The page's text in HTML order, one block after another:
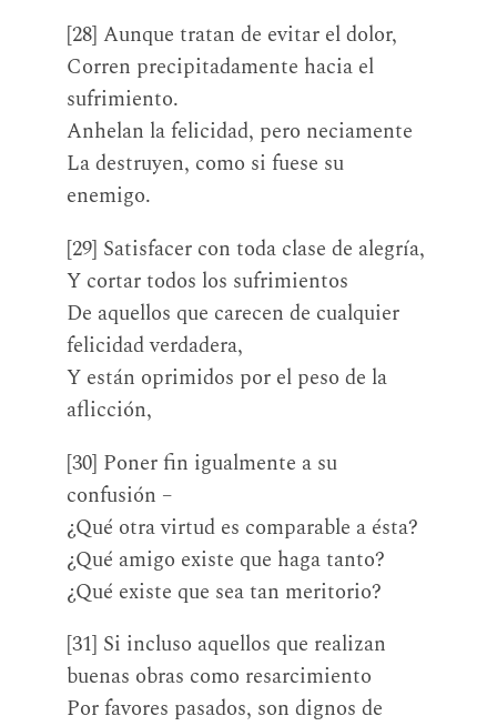
[28] Aunque tratan de evitar el dolor,
Corren precipitadamente hacia el
sufrimiento.
Anhelan la felicidad, pero neciamente
La destruyen, como si fuese su
enemigo.
[29] Satisfacer con toda clase de alegría,
Y cortar todos los sufrimientos
De aquellos que carecen de cualquier
felicidad verdadera,
Y están oprimidos por el peso de la
aflicción,
[30] Poner fin igualmente a su
confusión –
¿Qué otra virtud es comparable a ésta?
¿Qué amigo existe que haga tanto?
¿Qué existe que sea tan meritorio?
[31] Si incluso aquellos que realizan
buenas obras como resarcimiento
Por favores pasados, son dignos de